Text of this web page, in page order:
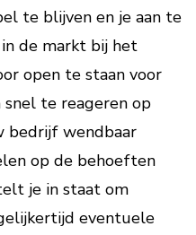
te blijven en je aan te
in de markt bij het
open te staan voor
te reageren op
bedrijf wendbaar
op de behoeften
je in staat om
eventuele